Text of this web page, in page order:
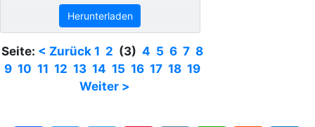
Herunterladen
Seite: < Zurück 1 2 (3) 4 5 6 7 8
9 10 11 12 13 14 15 16 17 18 19
Weiter >